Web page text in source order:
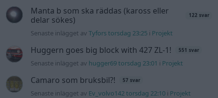
Manta b som ska räddas (kaross eller
delar sökes)
122 svar
Senaste inlägget avTyfors torsdag 23:25 i Projekt
Huggern goes big block with 427 ZL-1! 551 svar
Senaste inlägget av hugger69 torsdag 23:01 i Projekt
Camaro som bruksbil?! 57 svar
Senaste inlägget av Ev_volvo142 torsdag 22:10 i Projekt